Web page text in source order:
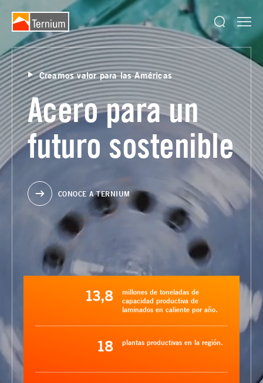
Creamos valor para las Américas
Acero para un
futuro sostenible
CONOCE A TERNIUM
13,8
millones de toneladas de
capacidad productiva de
laminados en caliente por año.
18 plantas productivas en la región.